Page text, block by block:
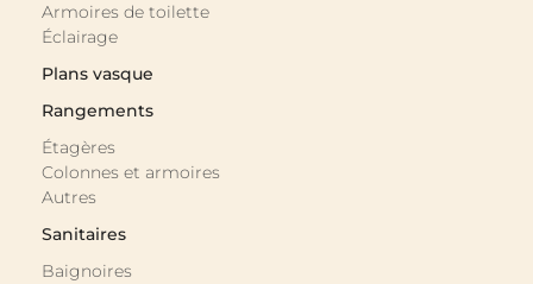
Armoires de toilette
Éclairage
Plans vasque
Rangements
Étagères
Colonnes et armoires
Autres
Sanitaires
Baignoires